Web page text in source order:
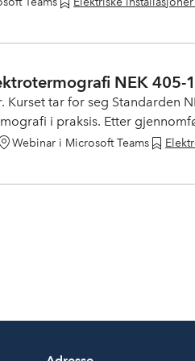
NEK 405-1
Kurset tar for seg Standarden
i praksis. Etter
og den praktiske
Webinar i Microsoft Teams